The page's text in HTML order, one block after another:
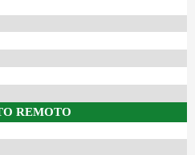
REMOTO